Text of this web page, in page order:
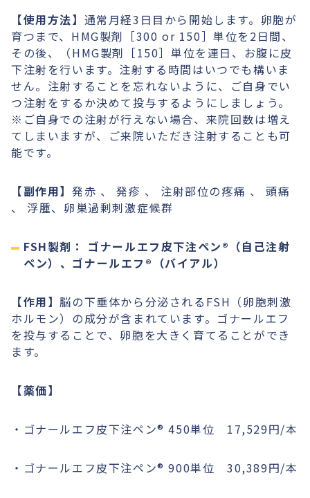
【使用方法】 通常月経3日目から開始します。卵胞が
育つまで、HMG製剤［300 or 150］単位を2日間、
その後、（HMG製剤［150］単位を連日、お腹に皮
下注射を行います。注射する時間はいつでも構いま
せん。注射することを忘れないように、ご自身でい
つ注射をするか決めて投与するようにしましょう。
※ご自身での注射が行えない場合、来院回数は増え
てしまいますが、ご来院いただき注射することも可
能です。
【副作用】 発赤 、 発疹 、 注射部位の疼痛 、 頭痛
、 浮腫、卵巣過剰刺激症候群
FSH製剤： ゴナールエフ皮下注ペン®︎（自己注射
ペン）、ゴナールエフ®︎（バイアル）
【作用】脳の下垂体から分泌されるFSH（卵胞刺激
ホルモン）の成分が含まれています。ゴナールエフ
を投与することで、卵胞を大きく育てることができ
ます。
【薬価】
・ゴナールエフ皮下注ペン®︎ 450単位 17,529円/本
・ゴナールエフ皮下注ペン®︎ 900単位 30,389円/本